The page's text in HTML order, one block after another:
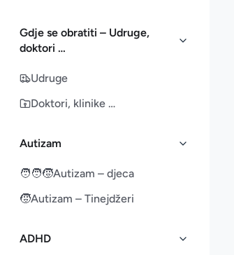
Gdje se obratiti – Udruge,
doktori …
Udruge
Doktori, klinike …
Autizam
🧑‍🧑‍🧒Autizam – djeca
🧒Autizam – Tinejdžeri
ADHD